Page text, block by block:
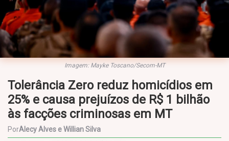
Imagem: Mayke Toscano/Secom-MT
Tolerância Zero reduz homicídios em
25% e causa prejuízos de R$ 1 bilhão
às facções criminosas em MT
PorAlecy Alves e Willian Silva